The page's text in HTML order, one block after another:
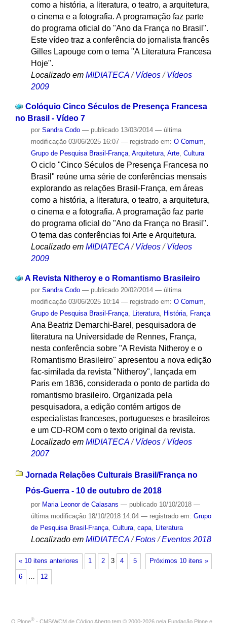
como a história, a literatura, o teatro, a arquitetura,
o cinema e a fotografia. A programação faz parte
do programa oficial do "Ano da França no Brasil".
Este vídeo traz a conferência do jornalista francês
Gilles Lapouge com o tema "A Literatura Francesa
Hoje".
Localizado em MIDIATECA /Vídeos /Vídeos
2009
Colóquio Cinco Séculos de Presença Francesa
no Brasil - Vídeo 7
por Sandra Codo — publicado13/03/2014 — última
modificação03/06/2025 16:07 — registrado em: O Comum
Grupo de Pesquisa Brasil-França, Arquitetura, Arte, Cultura
O ciclo "Cinco Séculos de Presença Francesa no
Brasil" reúne uma série de conferências mensais
explorando as relações Brasil-França, em áreas
como a história, a literatura, o teatro, a arquitetura,
o cinema e a fotografia. A programação faz parte
do programa oficial do "Ano da França no Brasil".
O tema das conferências foi Arte e Arquitetura.
Localizado em MIDIATECA /Vídeos /Vídeos
2009
A Revista Nitheroy e o Romantismo Brasileiro
por Sandra Codo — publicado20/02/2014 — última
modificação03/06/2025 10:14 — registrado em: O Comum
Grupo de Pesquisa Brasil-França, Literatura, História, França
Ana Beatriz Demarchi-Barel, pesquisadora de
literatura na Universidade de Rennes, França,
nesta conferência sobre "A Revista Nitheroy e o
Romantismo Brasileiro" apresentou a nova edição
fac-similada da revista "Nitheroy", lançada em
Paris em 1836, considerada o ponto de partida do
romantismo brasileiro. Organizada pela
pesquisadora, a edição contém artigos de
especialistas franceses, portugueses e brasileiros
e um CD-ROM com o texto original da revista.
Localizado em MIDIATECA /Vídeos /Vídeos
2007
Jornada Relações Culturais Brasil/França no
Pós-Guerra - 10 de outubro de 2018
por Maria Leonor de Calasans — publicado10/10/2018 —
última modificação18/10/2018 14:04 — registrado em: Grupo
de Pesquisa Brasil-França, Cultura, capa, Literatura
Localizado em MIDIATECA /Fotos /Eventos 2018
« 10 itens anteriores Próximos 10 itens »
1 2 3 4 5
6 … 12
O Plone® - CMS/WCM de Código Aberto tem © 2000-2026 pela Fundação Plone e